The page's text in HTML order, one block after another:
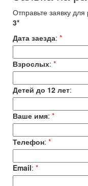
Отправьте заявку
3*
Дата заезда: *
Взрослых: *
Детей до 12 лет:
Ваше имя: *
Телефон: *
Email: *